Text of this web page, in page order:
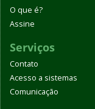
O que é?
Assine
Serviços
Contato
Acesso a sistemas
Comunicação